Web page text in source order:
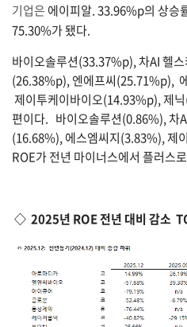
기업은 에이피알. 33.96%p의 상승
75.30%가 됐다.
바이오솔루션(33.37%p), 차AI 헬
(26.38%p), 엔에프씨(25.71%p),
제이투케이바이오(14.93%p), 제
편이다. 바이오솔루션(0.86%), 차
(16.68%), 에스엠씨지(3.83%), 제
ROE가 전년 마이너스에서 플러스
◇ 2025년 ROE 전년 대비 감소